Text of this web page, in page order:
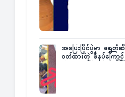
အပြေးပြိုင်ပွဲမှာ ရွှေ
ဝတ်ထားတဲ့ ဖိနပ်ကြော